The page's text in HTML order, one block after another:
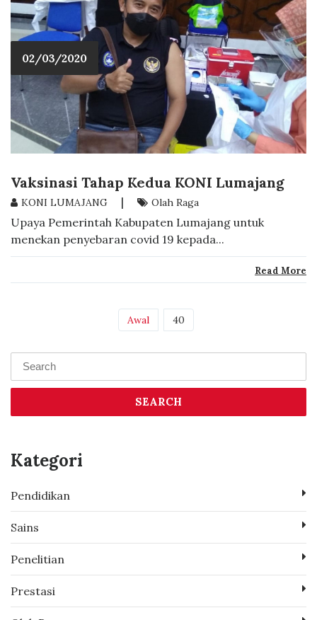
02/03/2020
Vaksinasi Tahap Kedua KONI Lumajang
KONI LUMAJANG | Olah Raga
Upaya Pemerintah Kabupaten Lumajang untuk
menekan penyebaran covid 19 kepada...
Read More
Awal 40(current)
SEARCH
Kategori
Pendidikan
Sains
Penelitian
Prestasi